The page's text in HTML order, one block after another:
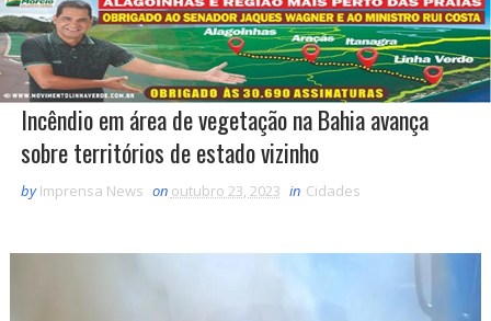
Incêndio em área de vegetação na Bahia avança
sobre territórios de estado vizinho
by Imprensa News on outubro 23, 2023 in Cidades